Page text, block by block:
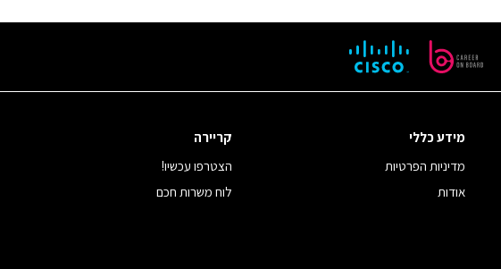
מידע כללי
מדיניות הפרטיות
אודות
קריירה
הצטרפו עכשיו!
לוח משרות חכם